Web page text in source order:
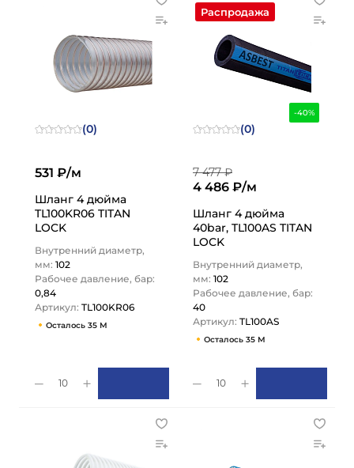
(0)
531 ₽/м
Шланг 4 дюйма
TL100KR06 TITAN
LOCK
Внутренний диаметр,
мм: 102
Рабочее давление, бар:
0,84
Артикул: TL100KR06
Осталось 35 М
10
-40%
Распродажа
(0)
7 477 ₽
4 486 ₽/м
Шланг 4 дюйма
40bar, TL100AS TITAN
LOCK
Внутренний диаметр,
мм: 102
Рабочее давление, бар:
40
Артикул: TL100AS
Осталось 35 М
10